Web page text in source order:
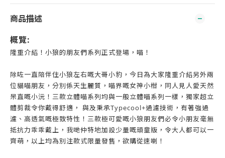
商品描述
概覽:
隆重介紹！小狼的朋友們系列正式登場，喵！
除咗一直陪伴住小狼左右嘅大哥小豹，今日為大家隆重介紹另外兩
位貓喵朋友，分別係天生麗質，喵界嘅女神小柑，同人見人愛天然
呆直嘅小沅！三款立體喵系列均與一般立體喵系列一樣，獨家超立
體剪裁令你戴得舒適， 與及秉承Typecool+過濾技術，有著強過
濾、高透氣嘅極致特性！三款極可愛嘅小狼朋友們必令小朋友毫無
抵抗力乖乖戴上，我哋仲特地加設少量嘅頑童版，令大人都可以一
齊萌，以上均為別注款式限量發售，欲購從速喇！